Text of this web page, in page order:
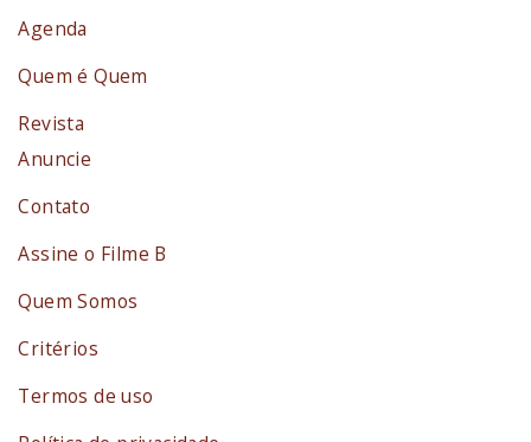
Agenda
Quem é Quem
Revista
Anuncie
Contato
Assine o Filme B
Quem Somos
Critérios
Termos de uso